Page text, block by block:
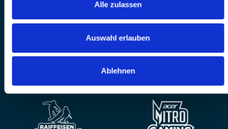
Alle zulassen
Auswahl erlauben
Ablehnen